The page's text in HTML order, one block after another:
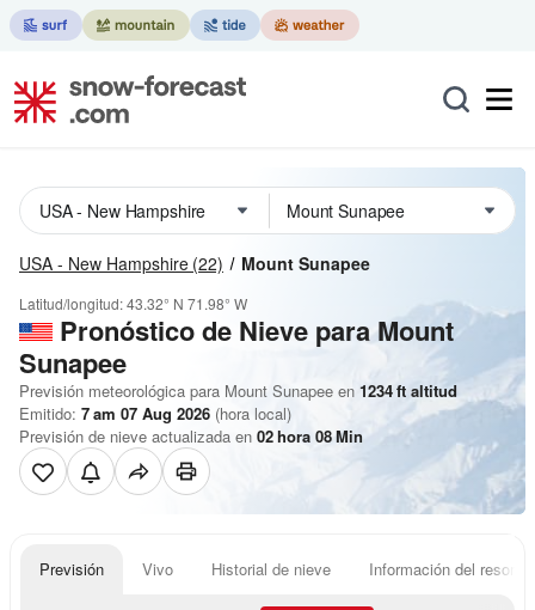
USA - New Hampshire (22) Mount Sunapee
Latitud/longitud:43.32° N 71.98° W
Pronóstico de Nieve para Mount
Sunapee
Previsión meteorológica para Mount Sunapee en 1234ft altitud
Emitido: 7 am 07 Aug 2026 (hora local)
Previsión de nieve actualizada en 02hora 08Min
Previsión Vivo Historial de nieve Información del resort